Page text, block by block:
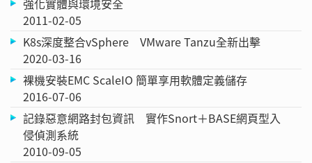
2011-02-05
K8s深度整合vSphere VMware Tanzu全新出擊
2020-03-16
裸機安裝EMC ScaleIO 簡單享用軟體定義儲存
2016-07-06
記錄惡意網路封包資訊 實作Snort＋BASE網頁型入
侵偵測系統
2010-09-05